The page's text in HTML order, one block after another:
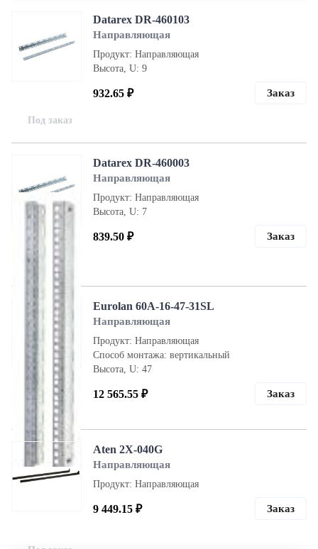
Под заказ
Datarex DR-460103
Направляющая
Продукт: Направляющая
Высота, U: 9
932.65 ₽ Заказ
Под заказ
Datarex DR-460003
Направляющая
Продукт: Направляющая
Высота, U: 7
839.50 ₽ Заказ
Под заказ
Eurolan 60A-16-47-31SL
Направляющая
Продукт: Направляющая
Способ монтажа: вертикальный
Высота, U: 47
12 565.55 ₽ Заказ
Aten 2X-040G
Направляющая
Продукт: Направляющая
9 449.15 ₽ Заказ